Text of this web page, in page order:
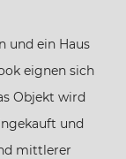
und ein Haus
eignen sich
Objekt wird
und
mittlerer